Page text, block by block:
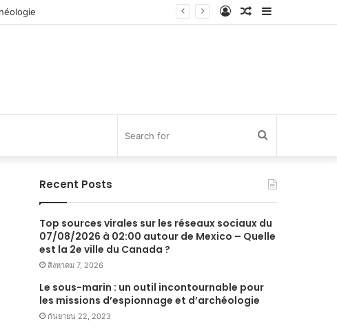
Sidebar
Random
Log
for
Recent Posts
Top sources virales sur les réseaux sociaux du
07/08/2026 à 02:00 autour de Mexico – Quelle
est la 2e ville du Canada ?
สิงหาคม 7, 2026
Le sous-marin : un outil incontournable pour
les missions d’espionnage et d’archéologie
กันยายน 22, 2023